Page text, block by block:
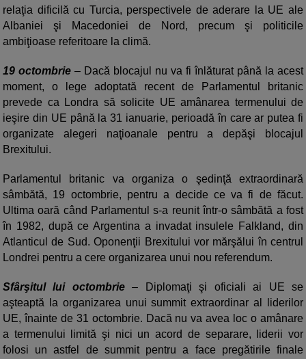
relaţia dificilă cu Turcia, perspectivele de aderare la UE ale
Albaniei şi Macedoniei de Nord, precum şi politicile
ambiţioase referitoare la climă.
19 octombrie – Dacă blocajul nu va fi înlăturat până la acest
moment, o lege adoptată recent de Parlamentul britanic
prevede ca Londra să solicite UE amânarea termenului de
ieşire din UE până la 31 ianuarie, perioadă în care ar putea fi
organizate alegeri naţioanale pentru a depăşi blocajul
Brexitului.
Parlamentul britanic va organiza o şedinţă extraordinară
sâmbătă, 19 octombrie, pentru a decide ce va fi de făcut.
Ultima oară când Parlamentul s-a reunit într-o sâmbătă a fost
în 1982, după ce Argentina a invadat insulele Falkland, din
Atlanticul de Sud. Oponenţii Brexitului vor mărşălui în centrul
Londrei pentru a cere organizarea unui nou referendum.
Sfârşitul lui octombrie– Diplomaţi şi oficiali ai UE se
aşteaptă la organizarea unui summit extraordinar al liderilor
UE, înainte de 31 octombrie. Dacă nu va avea loc o amânare
a termenului limită şi nici un acord de separare, liderii vor
folosi un astfel de summit pentru a face pregătirile finale